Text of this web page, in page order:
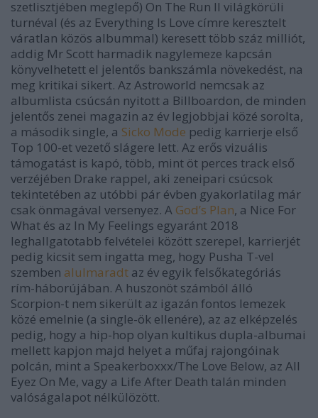
szetlisztjében meglepő) On The Run II világkörüli
turnéval (és az Everything Is Love címre keresztelt
váratlan közös albummal) keresett több száz milliót,
addig Mr Scott harmadik nagylemeze kapcsán
könyvelhetett el jelentős bankszámla növekedést, na
meg kritikai sikert. Az Astroworld nemcsak az
albumlista csúcsán nyitott a Billboardon, de minden
jelentős zenei magazin az év legjobbjai közé sorolta,
a második single, a Sicko Mode pedig karrierje első
Top 100-et vezető slágere lett. Az erős vizuális
támogatást is kapó, több, mint öt perces track első
verzéjében Drake rappel, aki zeneipari csúcsok
tekintetében az utóbbi pár évben gyakorlatilag már
csak önmagával versenyez. A God’s Plan, a Nice For
What és az In My Feelings egyaránt 2018
leghallgatotabb felvételei között szerepel, karrierjét
pedig kicsit sem ingatta meg, hogy Pusha T-vel
szemben alulmaradt az év egyik felsőkategóriás
rím-háborújában. A huszonöt számból álló
Scorpion-t nem sikerült az igazán fontos lemezek
közé emelnie (a single-ök ellenére), az az elképzelés
pedig, hogy a hip-hop olyan kultikus dupla-albumai
mellett kapjon majd helyet a műfaj rajongóinak
polcán, mint a Speakerboxxx/The Love Below, az All
Eyez On Me, vagy a Life After Death talán minden
valóságalapot nélkülözött.